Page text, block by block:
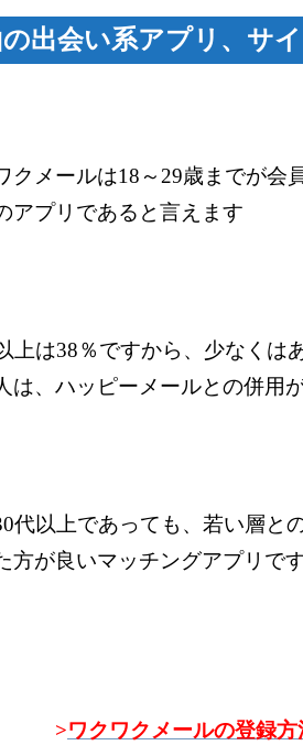
の出会い系アプリ、
クメールは18～29歳までが会
アプリであると言えます
上は38％ですから、少なくは
は、ハッピーメールとの併用
代以上であっても、若い層と
方が良いマッチングアプリで
>ワクワクメールの登録